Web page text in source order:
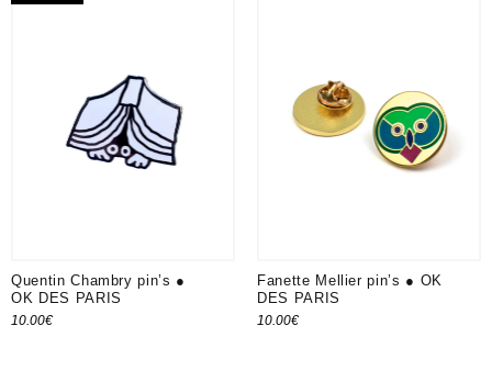
Quentin Chambry pin’s ●
OK DES PARIS
10.00€
Fanette Mellier pin’s ● OK
DES PARIS
10.00€